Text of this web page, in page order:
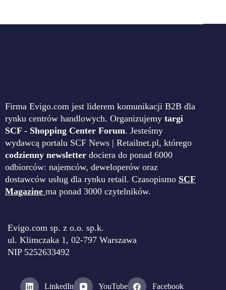
Firma Evigo.com jest liderem komunikacji B2B dla
rynku centrów handlowych. Organizujemy targi
SCF - Shopping Center Forum. Jesteśmy
wydawcą portalu SCF News | Retailnet.pl, którego
codzienny newsletter dociera do ponad 6000
odbiorców: najemców, deweloperów oraz
dostawców usług dla rynku retail. Czasopismo SCF
Magazine ma ponad 3000 czytelników.
Evigo.com sp. z o.o. sp.k.
ul. Klimczaka 1, 02-797 Warszawa
NIP 5252633492
LinkedIn YouTube Facebook